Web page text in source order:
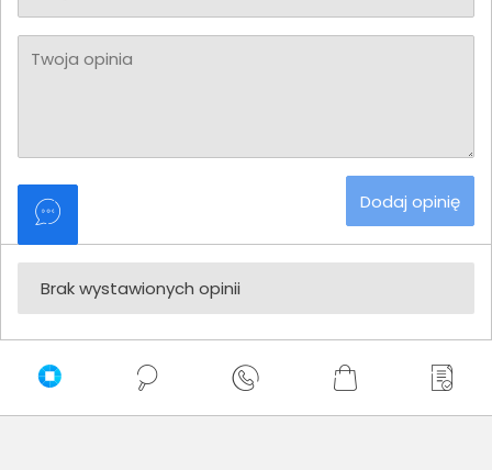
Twoja opinia
Dodaj opinię
Brak wystawionych opinii
Zaufali nam